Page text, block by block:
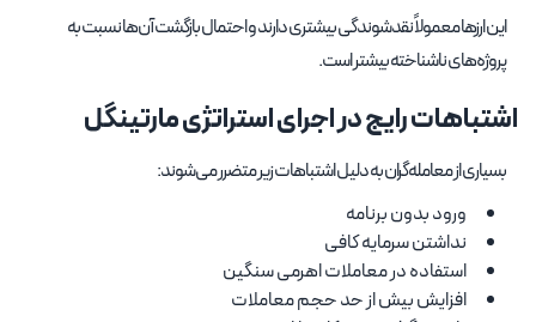
این ارزها معمولاً نقدشوندگی بیشتری دارند و احتمال بازگشت آن‌ها نسبت به
پروژه‌های ناشناخته بیشتر است.
اشتباهات رایج در اجرای استراتژی مارتینگل
بسیاری از معامله‌گران به دلیل اشتباهات زیر متضرر می‌شوند:
ورود بدون برنامه
نداشتن سرمایه کافی
استفاده در معاملات اهرمی سنگین
افزایش بیش از حد حجم معاملات